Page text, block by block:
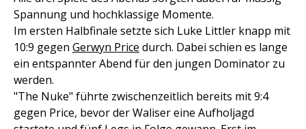
Spannung und hochklassige Momente.
Im ersten Halbfinale setzte sich Luke Littler knapp mit
10:9 gegen Gerwyn Price durch. Dabei schien es lange
ein entspannter Abend für den jungen Dominator zu
werden.
"The Nuke" führte zwischenzeitlich bereits mit 9:4
gegen Price, bevor der Waliser eine Aufholjagd